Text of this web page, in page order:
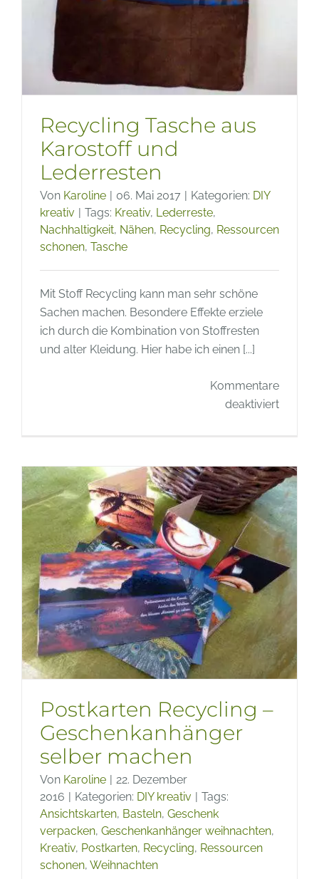
Recycling Tasche aus
Karostoff und
Lederresten
Von Karoline | 06. Mai 2017 | Kategorien: DIY
kreativ | Tags: Kreativ, Lederreste,
Nachhaltigkeit, Nähen, Recycling, Ressourcen
schonen, Tasche
Mit Stoff Recycling kann man sehr schöne
Sachen machen. Besondere Effekte erziele
ich durch die Kombination von Stoffresten
und alter Kleidung. Hier habe ich einen [...]
Kommentare
deaktiviertfür
und
Postkarten Recycling –
Geschenkanhänger
selber machen
Von Karoline | 22. Dezember
2016 | Kategorien: DIY kreativ | Tags:
Ansichtskarten, Basteln, Geschenk
verpacken, Geschenkanhänger weihnachten,
Kreativ, Postkarten, Recycling, Ressourcen
schonen, Weihnachten